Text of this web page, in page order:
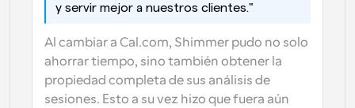
y servir mejor a nuestros clientes."
Al cambiar a Cal.com, Shimmer pudo no solo
ahorrar tiempo, sino también obtener la
propiedad completa de sus análisis de
sesiones. Esto a su vez hizo que fuera aún